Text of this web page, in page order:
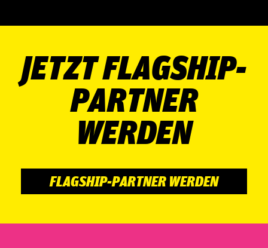
JETZT FLAGSHIP-
PARTNER
WERDEN
FLAGSHIP-PARTNER WERDEN